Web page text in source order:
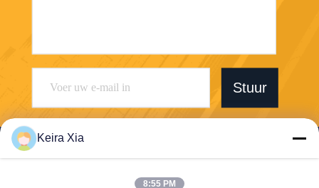
Stuur
Keira Xia
8:55 PM